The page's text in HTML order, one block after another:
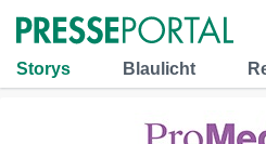
Storys Blaulicht